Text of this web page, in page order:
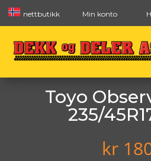
nettbutikk Min konto
Toyo
235/
kr